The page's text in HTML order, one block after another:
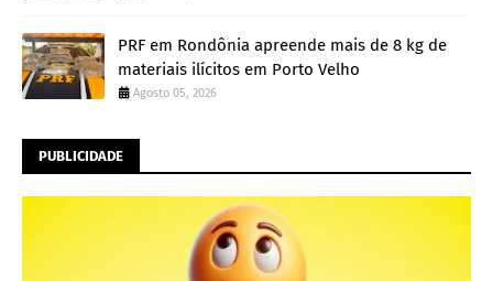
PRF em Rondônia apreende mais de 8 kg de
materiais ilícitos em Porto Velho
Agosto 05, 2026
PUBLICIDADE